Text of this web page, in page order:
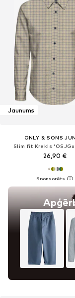
Jaunums
ONLY & SONS
Slim fit Krekls
26,90 €